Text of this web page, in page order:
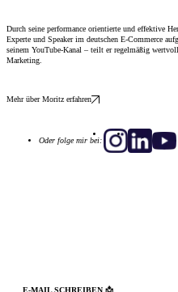
Durch seine performance orientierte und effektive
Experte und Speaker im deutschen E-Commerce
seinem YouTube-Kanal – teilt er regelmäßig
Marketing.
Mehr über Moritz erfahren
Oder folge mir bei:
E-MAIL SCHREIBEN 📩